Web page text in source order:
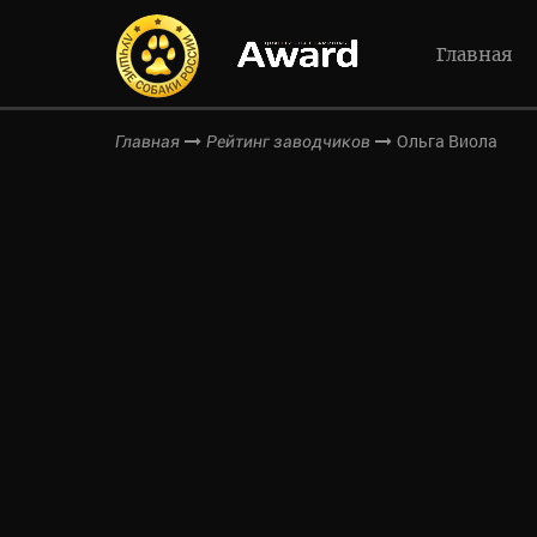
Главная
Главная Рейтинг заводчиков Ольга Виола